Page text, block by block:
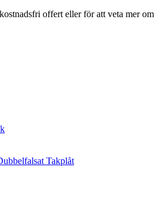
offert eller för att veta mer om
Takplåt